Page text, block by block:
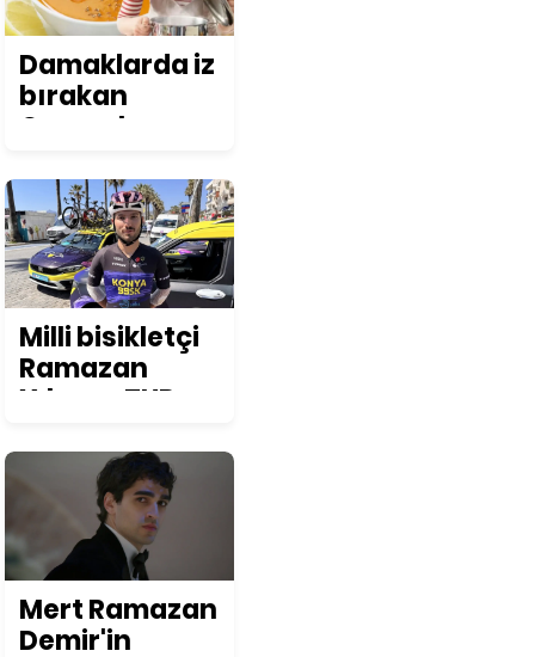
Damaklarda iz
bırakan
Osmanlı
i nigar çorbası
tarifi ve püf
noktaları
Milli bisikletçi
Ramazan
Yılmaz, TUR
podyum
hedefliyor
Mert Ramazan
Demir'in